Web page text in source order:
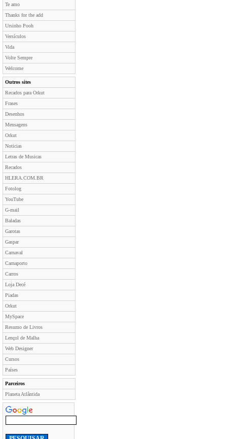
Te amo
Thanks for the add
Ursinho Pooh
Versículos
Vida
Volte Sempre
Welcome
Outros sites
Recados para Orkut
Frases
Desenhos
Mensagens
Orkut
Noticias
Letras de Musicas
Recados
HLERA.COM.BR
Fotolog
YouTube
G-mail
Baladas
Garotas
Gaspar
Carnaval
Carnaporto
Carros
Loja Decé
Piadas
Orkut
MySpace
Resumo de Livros
Lençol de Malha
Web Designer
Cursos
Países
Parceiros
Planeta Atlântida